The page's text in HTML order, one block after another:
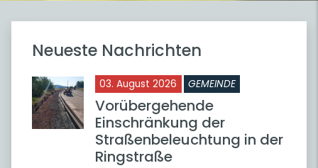
Neueste Nachrichten
03. August 2026 GEMEINDE
Vorübergehende
Einschränkung der
Straßenbeleuchtung in der
Ringstraße